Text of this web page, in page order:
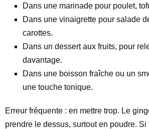
Dans une marinade pour poulet,
Dans une vinaigrette pour salade
carottes.
Dans un dessert aux fruits, pour
davantage.
Dans une boisson fraîche ou un
une touche tonique.
Erreur fréquente : en mettre trop. Le
prendre le dessus, surtout en poudre. Si